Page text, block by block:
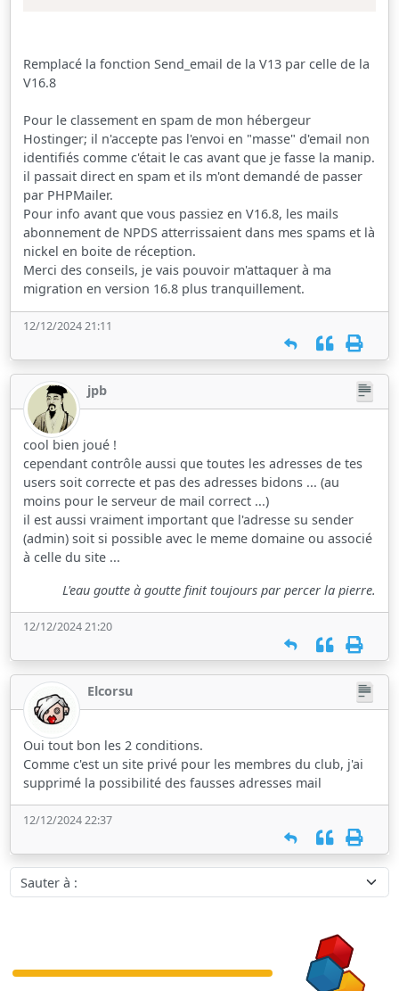
Remplacé la fonction Send_email de la V13 par celle de la
V16.8
Pour le classement en spam de mon hébergeur
Hostinger; il n'accepte pas l'envoi en "masse" d'email non
identifiés comme c'était le cas avant que je fasse la manip.
il passait direct en spam et ils m'ont demandé de passer
par PHPMailer.
Pour info avant que vous passiez en V16.8, les mails
abonnement de NPDS atterrissaient dans mes spams et là
nickel en boite de réception.
Merci des conseils, je vais pouvoir m'attaquer à ma
migration en version 16.8 plus tranquillement.
12/12/2024 21:11
jpb
cool bien joué !
cependant contrôle aussi que toutes les adresses de tes
users soit correcte et pas des adresses bidons ... (au
moins pour le serveur de mail correct ...)
il est aussi vraiment important que l'adresse su sender
(admin) soit si possible avec le meme domaine ou associé
à celle du site ...
L'eau goutte à goutte finit toujours par percer la pierre.
12/12/2024 21:20
Elcorsu
Oui tout bon les 2 conditions.
Comme c'est un site privé pour les membres du club, j'ai
supprimé la possibilité des fausses adresses mail
12/12/2024 22:37
Sauter à :